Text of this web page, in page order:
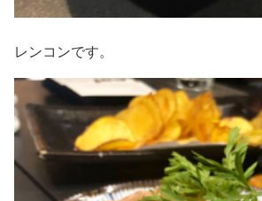
レンコンです。